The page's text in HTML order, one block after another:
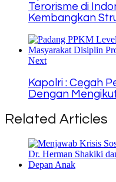
Terorisme di
Kembangkan
Next
Kapolri : Cegah
Dengan
Related Articles